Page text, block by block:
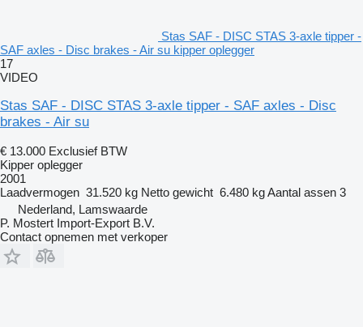
Stas SAF - DISC STAS 3-axle tipper -
SAF axles - Disc brakes - Air su kipper oplegger
17
VIDEO
Stas SAF - DISC STAS 3-axle tipper - SAF axles - Disc
brakes - Air su
€ 13.000 Exclusief BTW
Kipper oplegger
2001
Laadvermogen 31.520 kg Netto gewicht 6.480 kgAantal assen 3
Nederland, Lamswaarde
P. Mostert Import-Export B.V.
Contact opnemen met verkoper